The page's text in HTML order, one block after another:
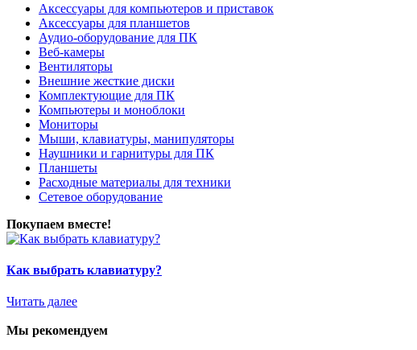
Аксессуары для компьютеров и приставок
Аксессуары для планшетов
Аудио-оборудование для ПК
Веб-камеры
Вентиляторы
Внешние жесткие диски
Комплектующие для ПК
Компьютеры и моноблоки
Мониторы
Мыши, клавиатуры, манипуляторы
Наушники и гарнитуры для ПК
Планшеты
Расходные материалы для техники
Сетевое оборудование
Покупаем вместе!
Как выбрать клавиатуру?
Читать далее
Мы рекомендуем